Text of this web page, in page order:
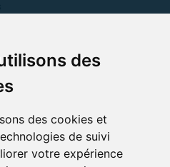
des
des cookies et
de suivi
votre expérience
adresses et événements